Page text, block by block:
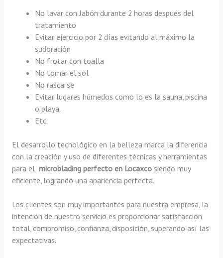
No lavar con Jabón durante 2 horas después del
tratamiento
Evitar ejercicio por 2 días evitando al máximo la
sudoración
No frotar con toalla
No tomar el sol
No rascarse
Evitar lugares húmedos como lo es la sauna, piscina
o playa.
Etc.
El desarrollo tecnológico en la belleza marca la diferencia
con la creación y uso de diferentes técnicas y herramientas
para el microblading perfecto en Locaxcosiendo muy
eficiente, logrando una apariencia perfecta.
Los clientes son muy importantes para nuestra empresa, la
intención de nuestro servicio es proporcionar satisfacción
total, compromiso, confianza, disposición, superando así las
expectativas.